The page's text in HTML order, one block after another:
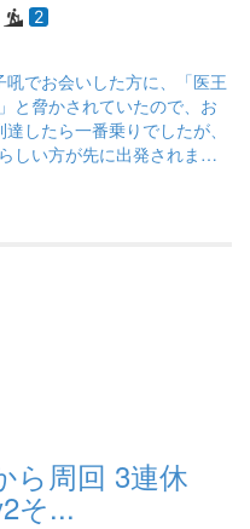
2
でお会いした方に、「医王
と脅かされていたので、お
したら一番乗りでしたが、
しい方が先に出発されまし
山頂方面に行かれたので
ら周回 3連休
そ...